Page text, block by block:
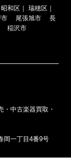
昭和区 ｜ 瑞穂区 ｜
尾張旭市
長
稲沢市
中古楽器買取・
岡一丁目4番9号